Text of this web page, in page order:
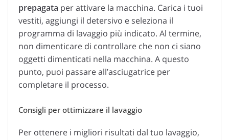
prepagata per attivare la macchina. Carica i tuoi
vestiti, aggiungi il detersivo e seleziona il
programma di lavaggio più indicato. Al termine,
non dimenticare di controllare che non ci siano
oggetti dimenticati nella macchina. A questo
punto, puoi passare all’asciugatrice per
completare il processo.
Consigli per ottimizzare il lavaggio
Per ottenere i migliori risultati dal tuo lavaggio,